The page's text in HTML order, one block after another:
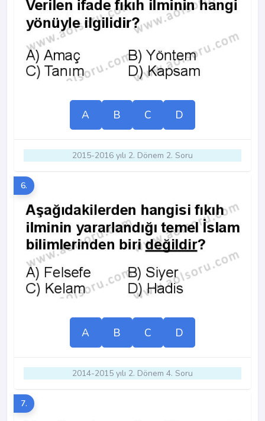
A B C D
2015-2016 yılı 2. Dönem 2. Soru
6.
A B C D
2014-2015 yılı 2. Dönem 4. Soru
7.